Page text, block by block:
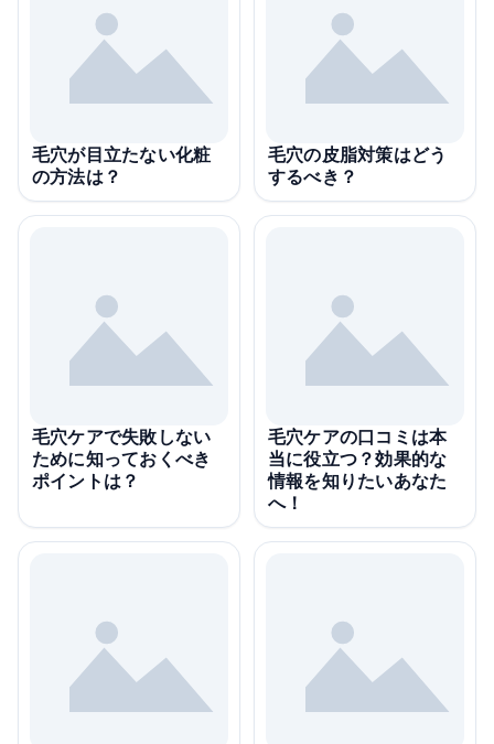
毛穴が目立たない化粧
の方法は？
毛穴の皮脂対策はどう
するべき？
毛穴ケアで失敗しない
ために知っておくべき
ポイントは？
毛穴ケアの口コミは本
当に役立つ？効果的な
情報を知りたいあなた
へ！